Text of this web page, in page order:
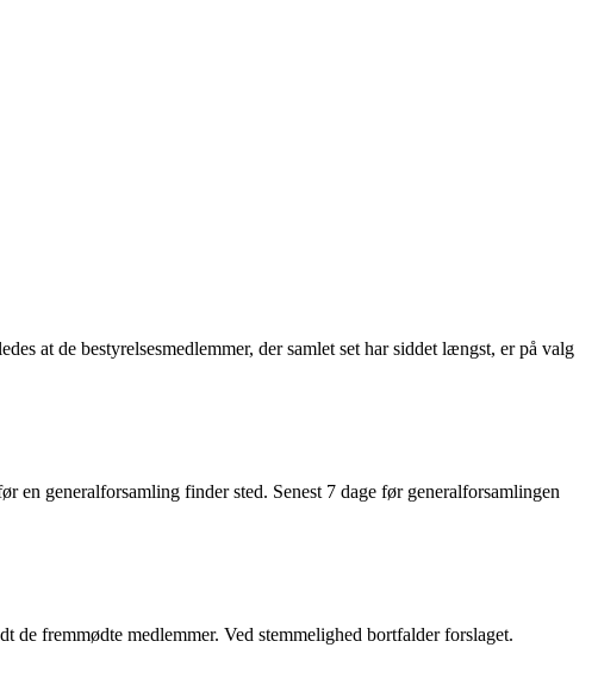
at de bestyrelsesmedlemmer, der samlet set har siddet længst, er på valg
generalforsamling finder sted. Senest 7 dage før generalforsamlingen
fremmødte medlemmer. Ved stemmelighed bortfalder forslaget.